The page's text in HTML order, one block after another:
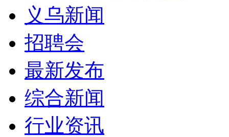
义乌新闻
招聘会
最新发布
综合新闻
行业资讯